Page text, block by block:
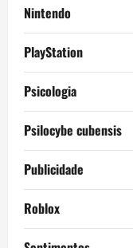
Nintendo
PlayStation
Psicologia
Psilocybe cubensis
Publicidade
Roblox